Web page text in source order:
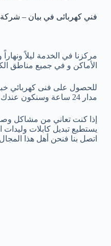
فني كهربائى في بيان – شركة
مركزنا في الخدمة ليلاً
الأماكن و في جميع مناطق
للحصول على فنى كهربائي
مدار 24 ساعة وسنكون عندك في البيت.
إذا كنت تعاني من مشاكل
يستطيع تبديل كابلات وليدات
اتصل بنا فنحن أهل هذا المجال